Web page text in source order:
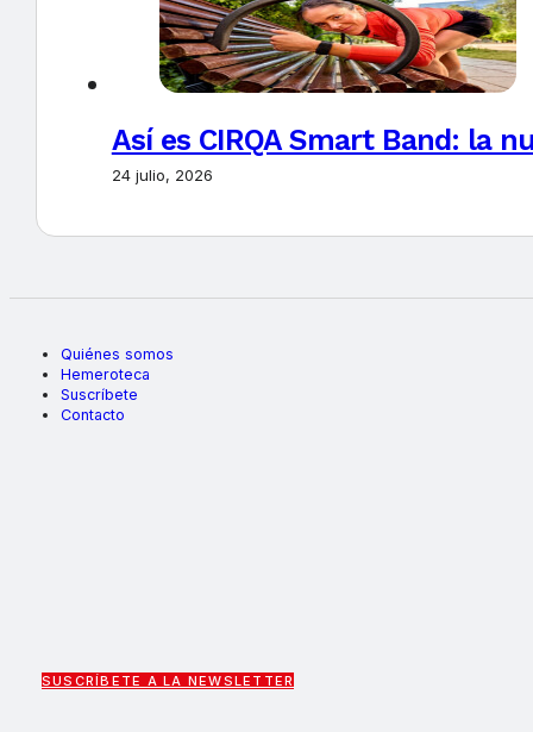
Así es CIRQA Smart Band: la
24 julio, 2026
Quiénes somos
Hemeroteca
Suscríbete
Contacto
SUSCRÍBETE A LA NEWSLETTER